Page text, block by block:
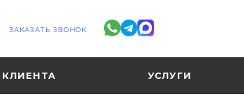
ЗАКАЗАТЬ ЗВОНОК
УСЛУГИ